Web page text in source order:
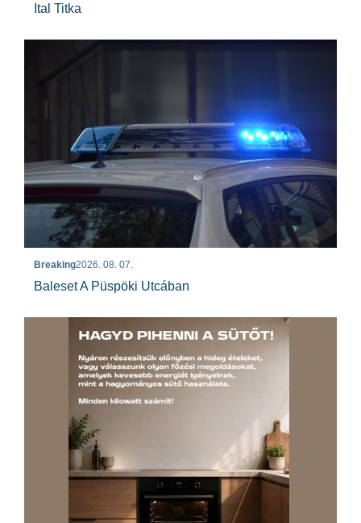
Ital Titka
Breaking2026. 08. 07.
Baleset A Püspöki Utcában